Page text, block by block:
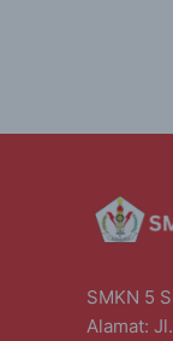
SMKN 5
Alamat: